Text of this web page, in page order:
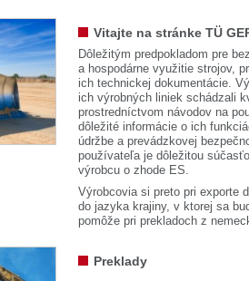
Vitajte na stránke TÜ
Dôležitým predpokladom pre
a hospodárne využitie strojov,
ich technickej dokumentácie.
ich výrobných liniek schádzali
prostredníctvom návodov na
dôležité informácie o ich
údržbe a prevádzkovej
používateľa je dôležitou
výrobcu o zhode ES.
Výrobcovia si preto pri exporte
do jazyka krajiny, v ktorej sa
pomôže pri prekladoch z
Preklady